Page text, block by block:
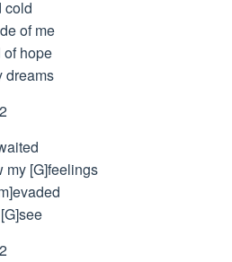
cold
of me
of hope
dreams
my [G]feelings